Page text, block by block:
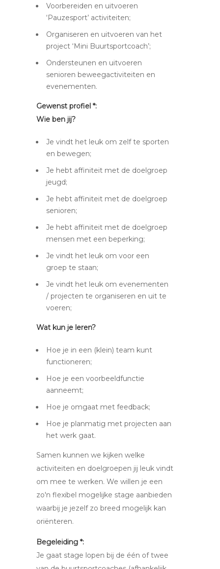
Voorbereiden en uitvoeren
‘Pauzesport’ activiteiten;
Organiseren en uitvoeren van het
project ‘Mini Buurtsportcoach’;
Ondersteunen en uitvoeren
senioren beweegactiviteiten en
evenementen.
Gewenst profiel *:
Wie ben jij?
Je vindt het leuk om zelf te sporten
en bewegen;
Je hebt affiniteit met de doelgroep
jeugd;
Je hebt affiniteit met de doelgroep
senioren;
Je hebt affiniteit met de doelgroep
mensen met een beperking;
Je vindt het leuk om voor een
groep te staan;
Je vindt het leuk om evenementen
/ projecten te organiseren en uit te
voeren;
Wat kun je leren?
Hoe je in een (klein) team kunt
functioneren;
Hoe je een voorbeeldfunctie
aanneemt;
Hoe je omgaat met feedback;
Hoe je planmatig met projecten aan
het werk gaat.
Samen kunnen we kijken welke
activiteiten en doelgroepen jij leuk vindt
om mee te werken. We willen je een
zo'n flexibel mogelijke stage aanbieden
waarbij je jezelf zo breed mogelijk kan
oriënteren.
Begeleiding *:
Je gaat stage lopen bij de één of twee